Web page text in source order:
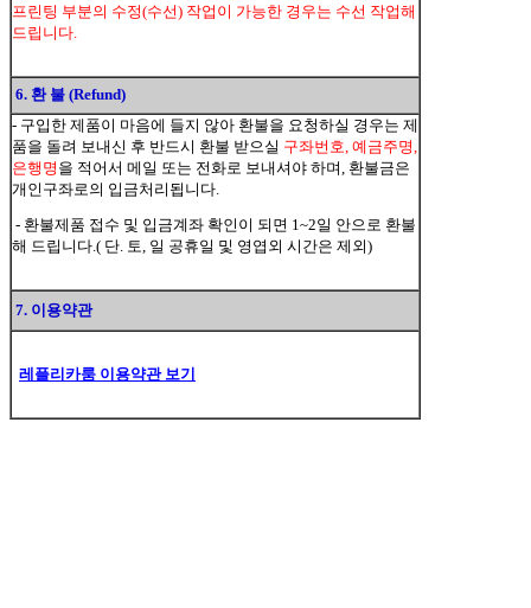
프린팅 부분의 수정(수선) 작업이 가능한 경우는 수선 작업해
드립니다.
6. 환 불 (Refund)
- 구입한 제품이 마음에 들지 않아 환불을 요청하실 경우는 제
품을 돌려 보내신 후 반드시 환불 받으실 구좌번호, 예금주명,
은행명 을 적어서 메일 또는 전화로 보내셔야 하며, 환불금은
개인구좌로의 입금처리됩니다.
- 환불제품 접수 및 입금계좌 확인이 되면 1~2일 안으로 환불
해 드립니다.( 단. 토, 일 공휴일 및 영엽외 시간은 제외)
7. 이용약관
레플리카룸 이용약관 보기